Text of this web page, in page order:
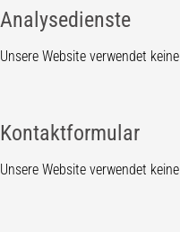
Analysedienste
Unsere Website verwendet
Kontaktformular
Unsere Website verwendet